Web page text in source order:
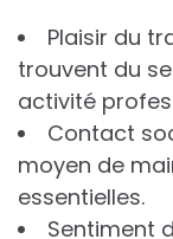
Plaisir du
trouvent du
activité
Contact
moyen de
essentielles.
Sentiment